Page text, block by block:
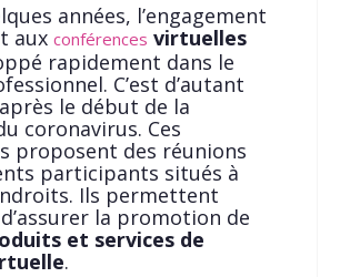
années, l’engagement
aux conférences virtuelles
rapidement dans le
C’est d’autant
le début de la
coronavirus. Ces
proposent des réunions
participants situés à
Ils permettent
la promotion de
et services de
.